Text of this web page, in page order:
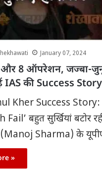
January 07, 2024
और 8 ऑपरेशन, जज्बा-
IAS की Success Story
Kher Success
Fail’ बहुत सुर्खियां बटोर
(Manoj Sharma) के
»